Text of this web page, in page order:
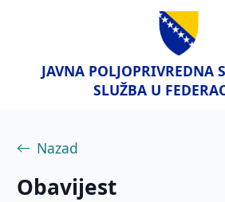
JAVNA POLJOPRIVREDNA
SLUŽBA U
Nazad
Obavijest